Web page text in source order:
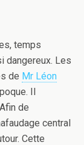
temps
dangereux. Les
de Mr Léon
Il
de
central
Cette